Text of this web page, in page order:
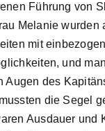
Führung von
Melanie wurden
mit
und
Augen des
die Segel
Ausdauer und